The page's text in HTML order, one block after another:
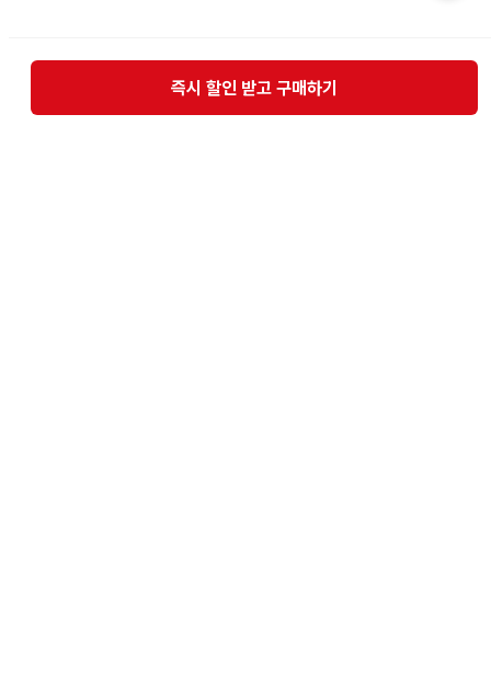
즉시 할인 받고 구매하기